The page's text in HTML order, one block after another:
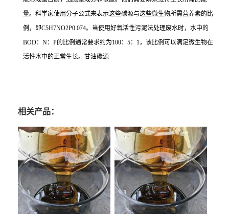
量。科学家使用分子公式来表示这些碳源与这些微生物所需营养素的比
例，即C5H7NO2P0.074。当使用好氧活性污泥法处理废水时，水中的
BOD：N：P的比例通常要求约为100：5：1，该比例可以满足微生物在
活性水中的正常生长。甘油碳源
相关产品：